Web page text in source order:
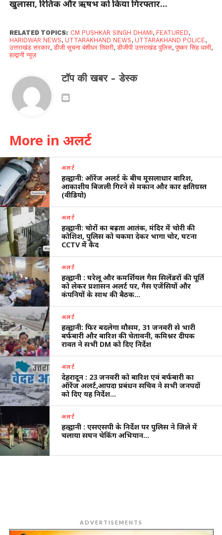
खुलासा, रितिक और ऋषभ को किया गिरफ्तार…
RELATED TOPICS: CM PUSHKAR SINGH DHAMI, FEATURED,
HARIDWAR NEWS, UTTARAKHAND NEWS, UTTARAKHAND POLICE,
उत्तराखंड सरकार,डीजी सूचना बंशीधर तिवारी,डीजीपी उत्तराखंड पुलिस,पुष्कर सिंह धामी,
हल्द्वानी न्यूज़
टॉप की खबर - डेस्क
More in अलर्ट
अलर्ट
हल्द्वानी: ऑरेंज अलर्ट के बीच मूसलाधार बारिश,
आकाशीय बिजली गिरने से मकान और कार क्षतिग्रस्त
(वीडियो)
अलर्ट
हल्द्वानी: चोरों का बढ़ता आतंक, मंदिर में चोरी की
कोशिश, पुलिस को चकमा देकर भागा चोर, घटना
CCTV में कैद
अलर्ट
हल्द्वानी : घरेलू और कमर्शियल गैस सिलेंडरों की पूर्ति
को लेकर प्रशासन अलर्ट पर, गैस एजेंसियों और
कंपनियों के साथ की बैठक…
अलर्ट
हल्द्वानी: फिर बदलेगा मौसम, 31 जनवरी से भारी
बर्फबारी और बारिश की चेतावनी, कमिश्नर दीपक
रावत ने सभी DM को दिए निर्देश
अलर्ट
देहरादून : 23 जनवरी को बारिश एवं बर्फबारी का
ऑरेंज अलर्ट,आपदा प्रबंधन सचिव ने सभी जनपदों
को दिए यह निर्देश…
अलर्ट
हल्द्वानी : एसएसपी के निर्देश पर पुलिस ने जिले में
चलाया सघन चेकिंग अभियान…
ADVERTISEMENTS